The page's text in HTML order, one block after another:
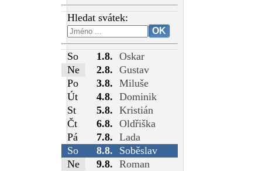
Hledat svátek:
So 1.8. Oskar
Ne
2.8. Gustav
Po
3.8. Miluše
Út
4.8. Dominik
St
5.8. Kristián
Čt
6.8. Oldřiška
Pá
7.8. Lada
So
8.8.
Soběslav
Ne
9.8. Roman